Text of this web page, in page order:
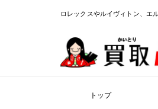
ロレックスやルイヴィトン、エ
トップ